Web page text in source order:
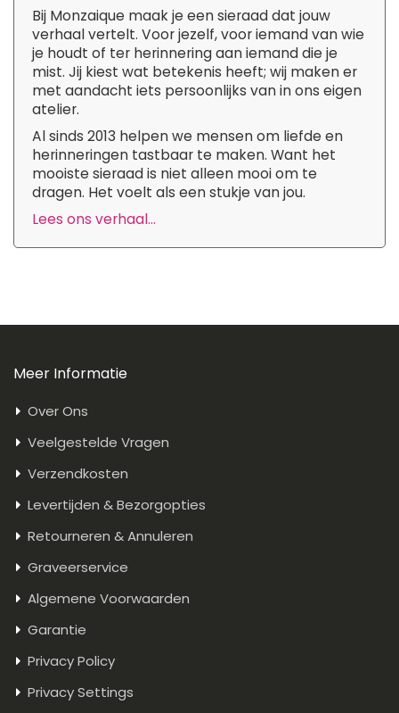
Bij Monzaique maak je een sieraad dat jouw
verhaal vertelt. Voor jezelf, voor iemand van wie
je houdt of ter herinnering aan iemand die je
mist. Jij kiest wat betekenis heeft; wij maken er
met aandacht iets persoonlijks van in ons eigen
atelier.
Al sinds 2013 helpen we mensen om liefde en
herinneringen tastbaar te maken. Want het
mooiste sieraad is niet alleen mooi om te
dragen. Het voelt als een stukje van jou.
Lees ons verhaal...
Meer Informatie
Over Ons
Veelgestelde Vragen
Verzendkosten
Levertijden & Bezorgopties
Retourneren & Annuleren
Graveerservice
Algemene Voorwaarden
Garantie
Privacy Policy
Privacy Settings